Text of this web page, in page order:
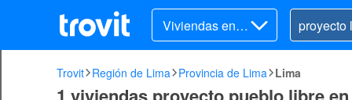
Viviendas en v
enta
Trovit Región de Lima Provincia de Lima Lima